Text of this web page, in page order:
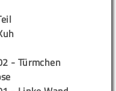
- Türmchen